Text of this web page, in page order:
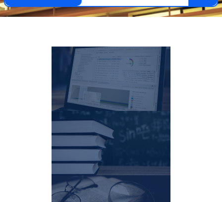
Datos de investigación
+información ...
Recursos didácticos